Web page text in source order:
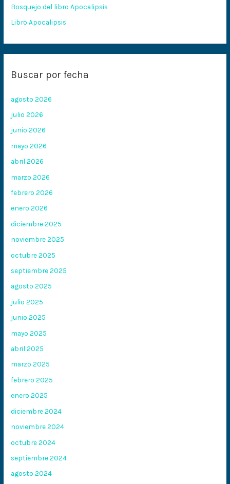
:Bosquejo del libro Apocalipsis
Libro Apocalipsis
Buscar por fecha
agosto 2026
julio 2026
junio 2026
mayo 2026
abril 2026
marzo 2026
febrero 2026
enero 2026
diciembre 2025
noviembre 2025
octubre 2025
septiembre 2025
agosto 2025
julio 2025
junio 2025
mayo 2025
abril 2025
marzo 2025
febrero 2025
enero 2025
diciembre 2024
noviembre 2024
octubre 2024
septiembre 2024
agosto 2024